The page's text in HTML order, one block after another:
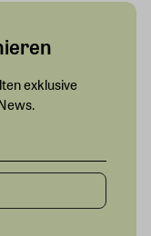
exklusive